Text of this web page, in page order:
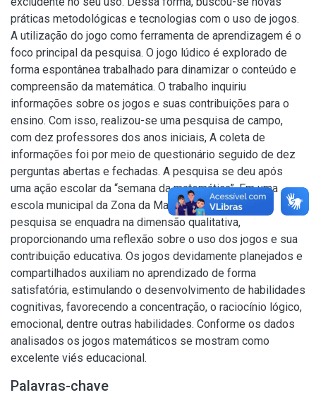
práticas metodológicas e tecnologias com o uso de jogos.
A utilização do jogo como ferramenta de aprendizagem é o
foco principal da pesquisa. O jogo lúdico é explorado de
forma espontânea trabalhado para dinamizar o conteúdo e
compreensão da matemática. O trabalho inquiriu
informações sobre os jogos e suas contribuições para o
ensino. Com isso, realizou-se uma pesquisa de campo,
com dez professores dos anos iniciais, A coleta de
informações foi por meio de questionário seguido de dez
perguntas abertas e fechadas. A pesquisa se deu após
uma ação escolar da “semana da matemática”. Em uma
escola municipal da Zona da Mata de Pernambuco. A
pesquisa se enquadra na dimensão qualitativa,
proporcionando uma reflexão sobre o uso dos jogos e sua
contribuição educativa. Os jogos devidamente planejados e
compartilhados auxiliam no aprendizado de forma
satisfatória, estimulando o desenvolvimento de habilidades
cognitivas, favorecendo a concentração, o raciocínio lógico,
emocional, dentre outras habilidades. Conforme os dados
analisados os jogos matemáticos se mostram como
excelente viés educacional.
Palavras-chave